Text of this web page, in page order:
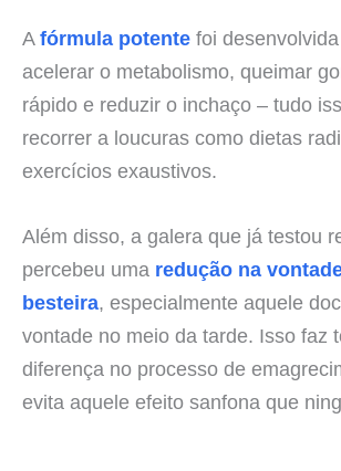
Afórmula potente foi
acelerar o metabolismo, queimar
rápido e reduzir o inchaço – tudo
recorrer a loucuras como dietas
exercícios exaustivos.
Além disso, a galera que já testou
percebeu uma redução na
besteira, especialmente aquele
vontade no meio da tarde. Isso faz
diferença no processo de
evita aquele efeito sanfona que